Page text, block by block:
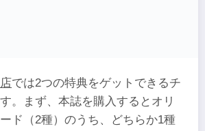
では​​2つの特典をゲットできるチ
。まず、本誌を購入すると​オリ
ド（2種）のうち、どちらか1種